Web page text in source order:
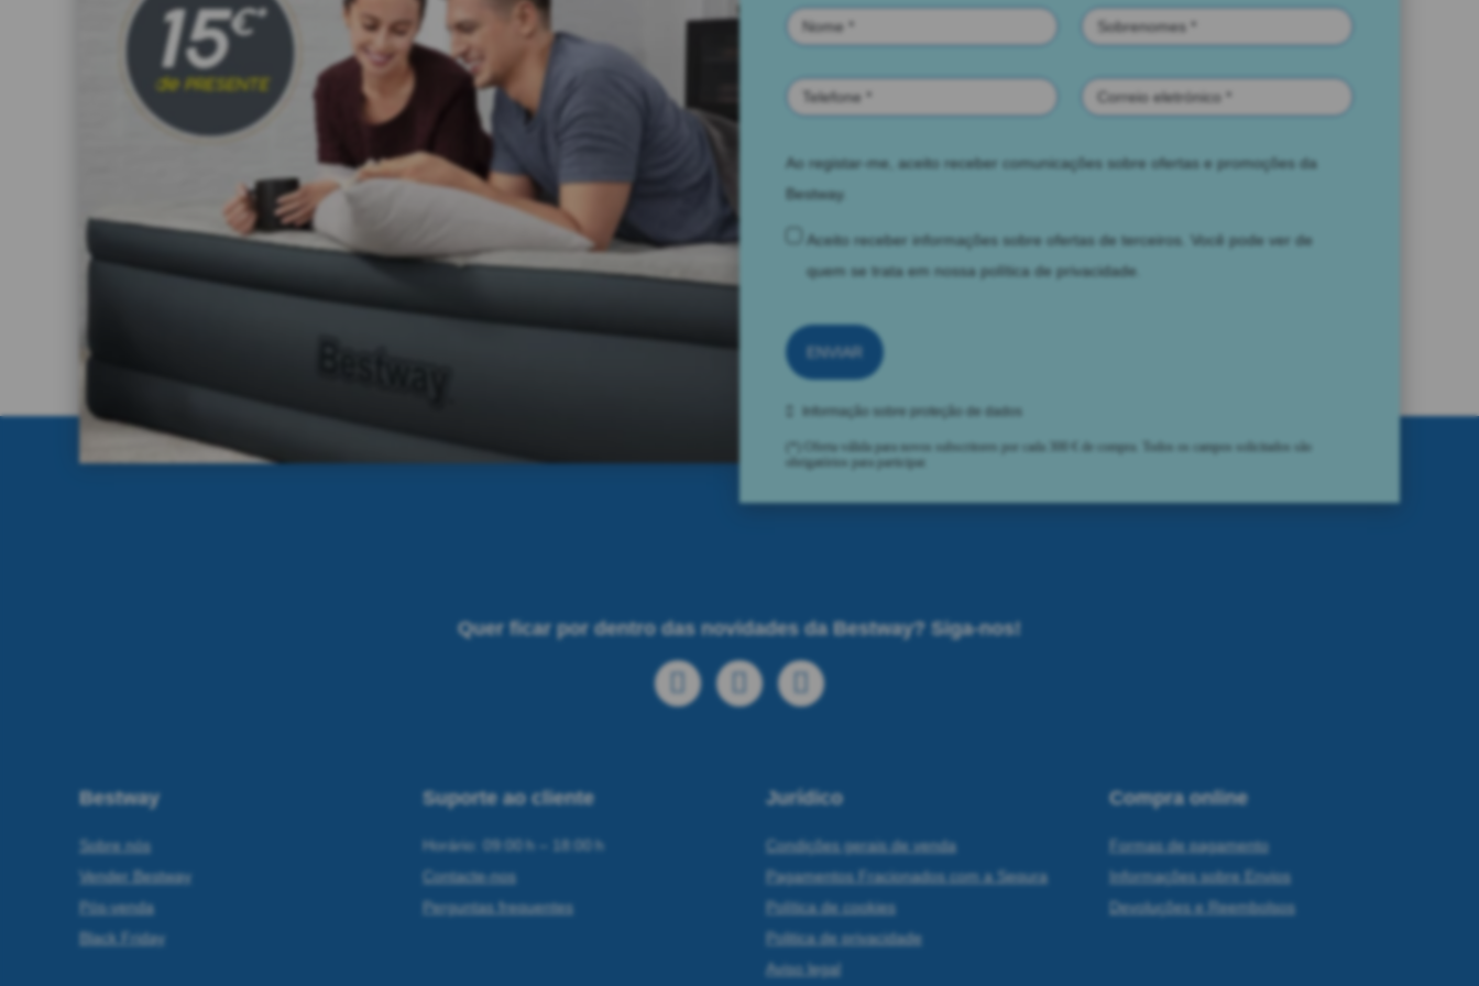
Ao registar-me, aceito receber comunicações sobre ofertas e promoções da
Bestway.
Aceito receber informações sobre ofertas de terceiros. Você pode ver de
quem se trata em nossa política de privacidade
ENVIAR
Informação sobre proteção de dados
(*) Oferta válida para novos subscritores por cada 300 € de compra. Todos os campos solicitados são
obrigatórios para participar.
Quer ficar por dentro das novidades da Bestway? Siga-nos!
Bestway
Sobre nós
Vender Bestway
Pós-venda
Black Friday
Suporte ao cliente
Horário: 09:00 h – 18:00 h
Contacte-nos
Perguntas frequentes
Jurídico
Condições gerais de venda
Pagamentos Fracionados com a Sequra
Política de cookies
Politica de privacidade
Aviso legal
Compra online
Formas de pagamento
Informações sobre Envios
Devoluções e Reembolsos